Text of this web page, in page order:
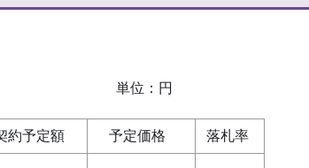
円
約予定額 予定価格 落札率